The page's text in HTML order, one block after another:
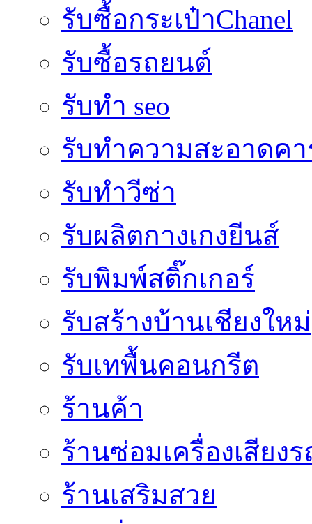
รับซื้อกระเป๋าChanel
รับซื้อรถยนต์
รับทำ seo
รับทำความสะอาดค
รับทำวีซ่า
รับผลิตกางเกงยีนส์
รับพิมพ์สติ๊กเกอร์
รับสร้างบ้านเชียงใหม่
รับเทพื้นคอนกรีต
ร้านค้า
ร้านซ่อมเครื่องเสียง
ร้านเสริมสวย